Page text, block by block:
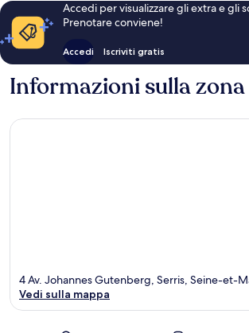
Accedi per visualizzare gli extra e gli
Prenotare conviene!
Accedi Iscriviti gratis
Informazioni sulla zona
4 Av. Johannes Gutenberg, Serris, Seine-et-
Vedi sulla mappa